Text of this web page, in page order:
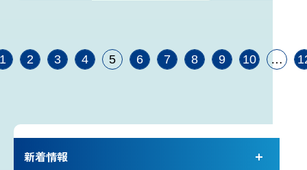
1 2 3 4 5 6 7 8 9 10 …
新着情報